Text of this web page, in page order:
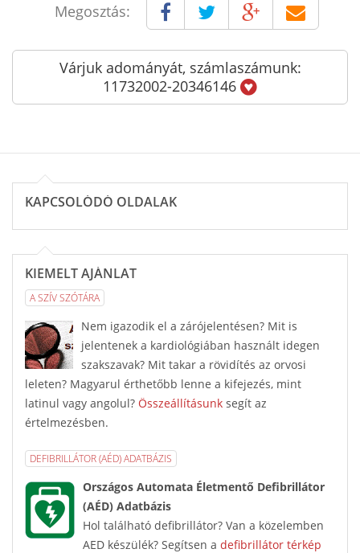
Megosztás:
Várjuk adományát, számlaszámunk:
11732002-20346146
KAPCSOLÓDÓ OLDALAK
KIEMELT AJÁNLAT
A SZÍV SZÓTÁRA
Nem igazodik el a zárójelentésen? Mit is
jelentenek a kardiológiában használt idegen
szakszavak? Mit takar a rövidítés az orvosi
leleten? Magyarul érthetőbb lenne a kifejezés, mint
latinul vagy angolul? Összeállításunk segít az
értelmezésben.
DEFIBRILLÁTOR (AÉD) ADATBÁZIS
Országos Automata Életmentő Defibrillátor
(AÉD) Adatbázis
Hol található defibrillátor? Van a közelemben
AED készülék? Segítsen a defibrillátor térkép